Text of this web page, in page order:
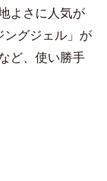
よさに人気が
ングジェル」が
ど、使い勝手